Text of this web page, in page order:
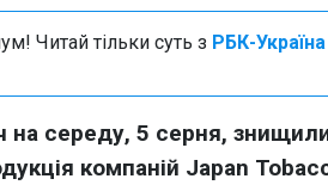
Читай тільки суть з РБК-Україна
на середу, 5 серня,
компаній Japan